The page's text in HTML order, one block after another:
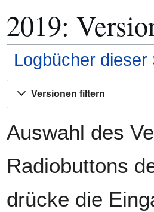
2019:
Logbücher dieser
Navigation
Suche
Versionen filtern
Auswahl des
Radiobuttons
drücke die